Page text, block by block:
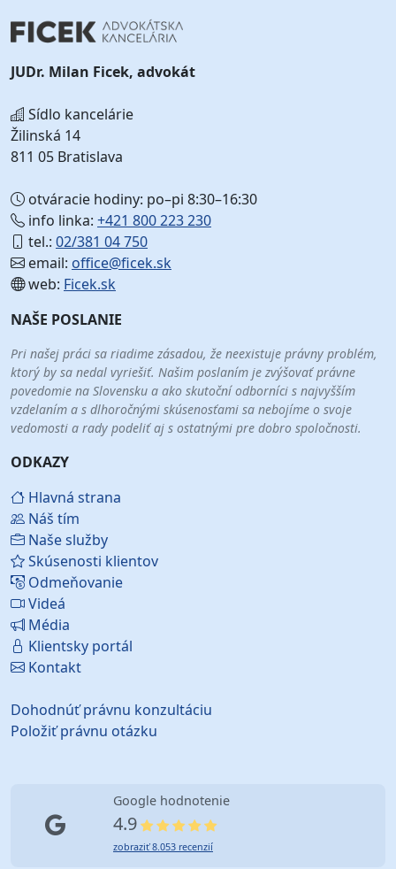
JUDr. Milan Ficek, advokát
Sídlo kancelárie
Žilinská 14
811 05 Bratislava
otváracie hodiny: po–pi 8:30–16:30
info linka: +421 800 223 230
tel.: 02/381 04 750
email: office@ficek.sk
web: Ficek.sk
NAŠE POSLANIE
Pri našej práci sa riadime zásadou, že neexistuje právny problém,
ktorý by sa nedal vyriešiť. Našim poslaním je zvýšovať právne
povedomie na Slovensku a ako skutoční odborníci s najvyšším
vzdelaním a s dlhoročnými skúsenosťami sa nebojíme o svoje
vedomosti a rady podeliť aj s ostatnými pre dobro spoločnosti.
ODKAZY
Hlavná strana
Náš tím
Naše služby
Skúsenosti klientov
Odmeňovanie
Videá
Média
Klientsky portál
Kontakt
Dohodnúť právnu konzultáciu
Položiť právnu otázku
Google hodnotenie
4.9
zobraziť 8.053 recenzií